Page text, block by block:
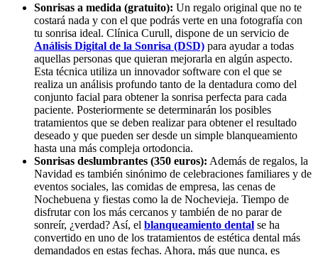
Sonrisas a medida (gratuito): Un regalo original que no te
costará nada y con el que podrás verte en una fotografía con
tu sonrisa ideal. Clínica Curull, dispone de un servicio de
Análisis Digital de la Sonrisa (DSD) para ayudar a todas
aquellas personas que quieran mejorarla en algún aspecto.
Esta técnica utiliza un innovador software con el que se
realiza un análisis profundo tanto de la dentadura como del
conjunto facial para obtener la sonrisa perfecta para cada
paciente. Posteriormente se determinarán los posibles
tratamientos que se deben realizar para obtener el resultado
deseado y que pueden ser desde un simple blanqueamiento
hasta una más compleja ortodoncia.
Sonrisas deslumbrantes (350 euros): Además de regalos, la
Navidad es también sinónimo de celebraciones familiares y de
eventos sociales, las comidas de empresa, las cenas de
Nochebuena y fiestas como la de Nochevieja. Tiempo de
disfrutar con los más cercanos y también de no parar de
sonreír, ¿verdad? Así, el blanqueamiento dental se ha
convertido en uno de los tratamientos de estética dental más
demandados en estas fechas. Ahora, más que nunca, es